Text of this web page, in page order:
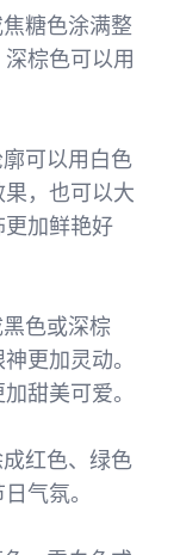
糖色涂满整
棕色可以用
可以用白色
，也可以大
加鲜艳好
色或深棕
更加灵动。
甜美可爱。
红色、绿色
气氛。